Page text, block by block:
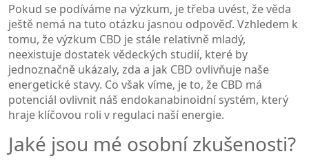
Pokud se podíváme na výzkum, je třeba uvést, že věda
ještě nemá na tuto otázku jasnou odpověď. Vzhledem k
tomu, že výzkum CBD je stále relativně mladý,
neexistuje dostatek vědeckých studií, které by
jednoznačně ukázaly, zda a jak CBD ovlivňuje naše
energetické stavy. Co však víme, je to, že CBD má
potenciál ovlivnit náš endokanabinoidní systém, který
hraje klíčovou roli v regulaci naší energie.
Jaké jsou mé osobní zkušenosti?